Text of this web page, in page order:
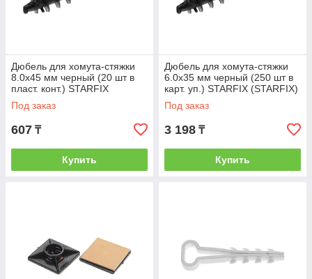
Дюбель для хомута-стяжки
8.0х45 мм черный (20 шт в
пласт. конт.) STARFIX
(STARFIX) (SMP1-43517-20)
Под заказ
607 ₸
Купить
Дюбель для хомута-стяжки
6.0х35 мм черный (250 шт в
карт. уп.) STARFIX (STARFIX)
(SMC3-41507-250)
Под заказ
3 198 ₸
Купить